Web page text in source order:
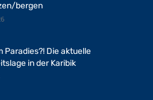
bergen
Paradies?! Die aktuelle
in der Karibik